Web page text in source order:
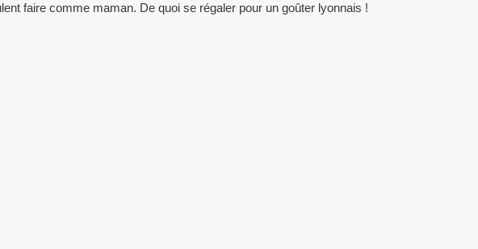
faire comme maman. De quoi se régaler pour un goûter lyonnais !